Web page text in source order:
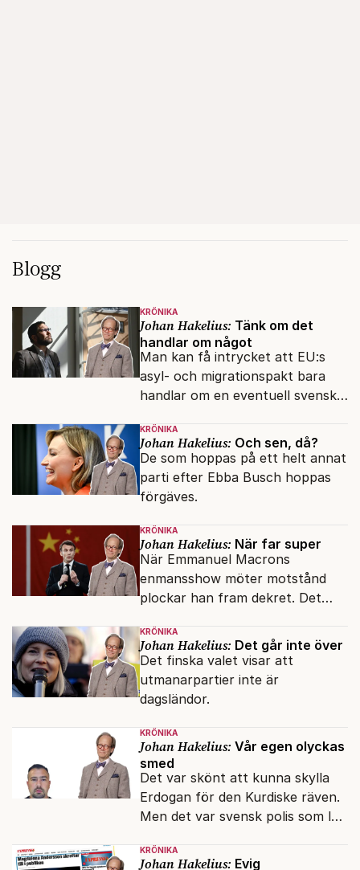
Blogg
KRÖNIKA
Johan Hakelius: Tänk om det
handlar om något
Man kan få intrycket att EU:s
asyl- och migrationspakt bara
handlar om en eventuell svensk
KRÖNIKA
Johan Hakelius: Och sen, då?
De som hoppas på ett helt annat
parti efter Ebba Busch hoppas
förgäves.
KRÖNIKA
Johan Hakelius: När far super
När Emmanuel Macrons
enmansshow möter motstånd
plockar han fram dekret. Det
liberaler.
KRÖNIKA
Johan Hakelius: Det går inte över
Det finska valet visar att
utmanarpartier inte är
dagsländor.
KRÖNIKA
Johan Hakelius: Vår egen olyckas
smed
Det var skönt att kunna skylla
Erdogan för den Kurdiske räven.
Men det var svensk polis som lät
KRÖNIKA
Johan Hakelius: Evig